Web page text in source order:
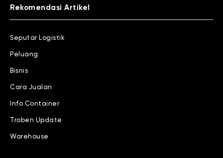
Rekomendasi Artikel
Seputar Logistik
Peluang
Bisnis
Cara Jualan
Info Container
Troben Update
Warehouse